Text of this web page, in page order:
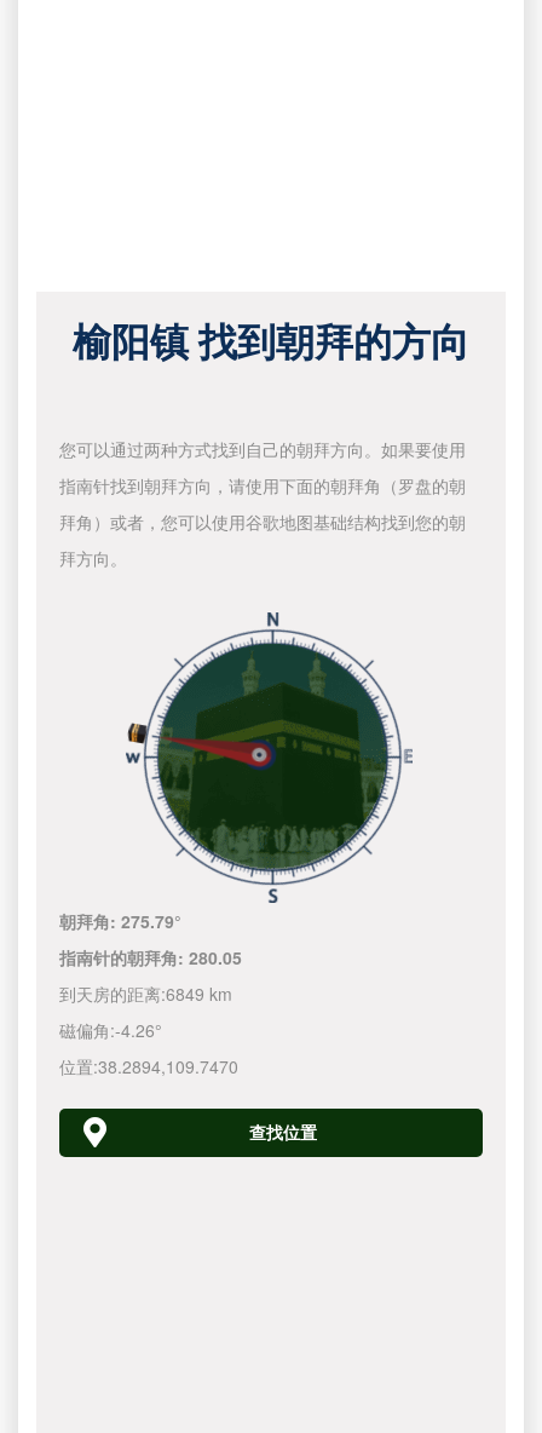
榆阳镇 找到朝拜的方向
您可以通过两种方式找到自己的朝拜方向。如果要使用
指南针找到朝拜方向，请使用下面的朝拜角（罗盘的朝
拜角）或者，您可以使用谷歌地图基础结构找到您的朝
拜方向。
朝拜角:275.79°
指南针的朝拜角:280.05
到天房的距离:6849 km
磁偏角:-4.26°
位置:38.2894,109.7470
查找位置